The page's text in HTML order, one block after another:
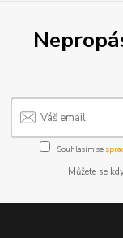
Souhlasím se
Můžete se